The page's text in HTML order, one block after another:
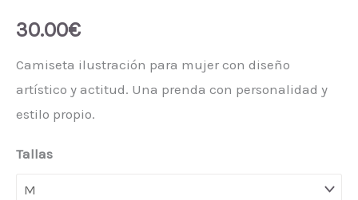
30.00€
Camiseta ilustración para mujer con diseño
artístico y actitud. Una prenda con personalidad y
estilo propio.
Tallas